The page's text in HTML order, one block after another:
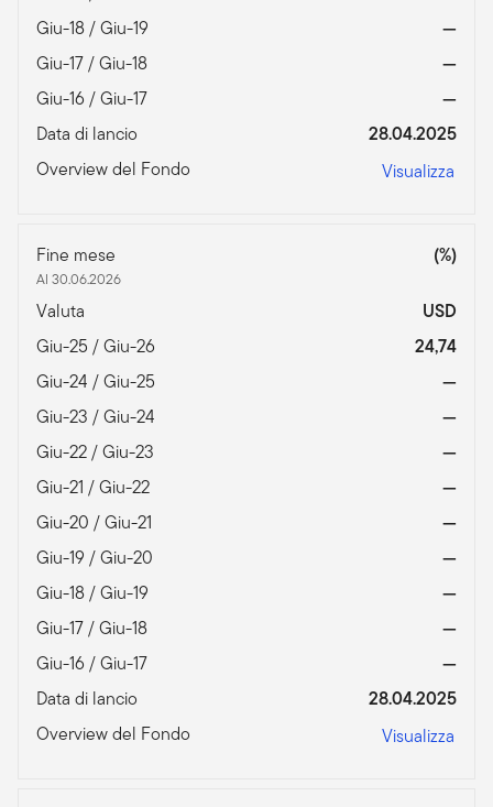
Giu-18 / Giu-19
—
Giu-17 / Giu-18
—
Giu-16 / Giu-17
—
Data di lancio
28.04.2025
Overview del Fondo
Visualizza
Fine mese
Al 30.06.2026
(%)
Valuta
USD
Giu-25 / Giu-26
24,74
Giu-24 / Giu-25
—
Giu-23 / Giu-24
—
Giu-22 / Giu-23
—
Giu-21 / Giu-22
—
Giu-20 / Giu-21
—
Giu-19 / Giu-20
—
Giu-18 / Giu-19
—
Giu-17 / Giu-18
—
Giu-16 / Giu-17
—
Data di lancio
28.04.2025
Overview del Fondo
Visualizza